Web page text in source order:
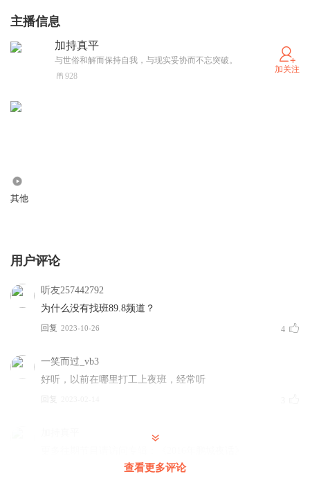
主播信息
加持真平
与世俗和解而保持自我，与现实妥协而不忘突破。
928
加关注
其他
用户评论
听友257442792
为什么没有找班89.8频道？
回复 2023-10-26 4
一笑而过_vb3
好听，以前在哪里打工上夜班，经常听
回复
http://t.cn/RGmJlEV；《2015年鹏城夜话》
查看更多评论